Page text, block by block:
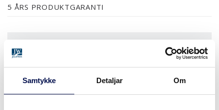
Samtykke Detaljar Om
5 ÅRS PRODUKTGARANTI
OVERFLATER (5)
NCS S0502-YNCS S0500-NRAL 9010NESTEN ALLE NCS S OG